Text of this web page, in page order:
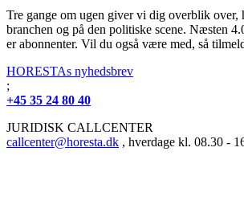
Tre gange om ugen giver vi dig overblik over,
branchen og på den politiske scene. Næsten
er abonnenter. Vil du også være med, så
HORESTAs nyhedsbrev
;
+45 35 24 80 40
JURIDISK CALLCENTER
callcenter@horesta.dk , hverdage kl. 08.30 -